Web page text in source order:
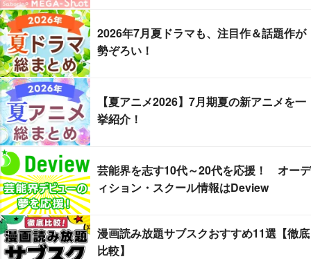
2026年7月夏ドラマも、注目作＆話題作が
勢ぞろい！
【夏アニメ2026】7月期夏の新アニメを一
挙紹介！
芸能界を志す10代～20代を応援！ オーデ
ィション・スクール情報はDeview
漫画読み放題サブスクおすすめ11選【徹底
比較】